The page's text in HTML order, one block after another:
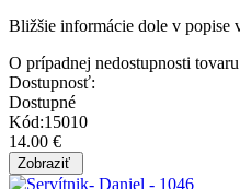
Bližšie informácie dole v popise
O prípadnej nedostupnosti
Dostupnosť:
Dostupné
Kód:15010
14.00 €